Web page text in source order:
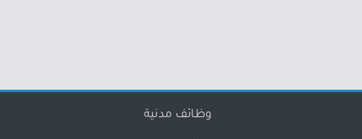
وظائف مدنية